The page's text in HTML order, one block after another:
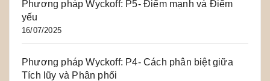
Phương pháp Wyckoff: P5- Điểm mạnh và Điểm
yếu
16/07/2025
Phương pháp Wyckoff: P4- Cách phân biệt giữa
Tích lũy và Phân phối